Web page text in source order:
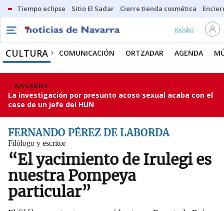
Tiempo eclipse Sitio El Sadar Cierre tienda cosmética
Kiosko
CULTURA COMUNICACIÓN ORTZADAR AGENDA
NAVARRA
La investigación por presunto acoso sexual acaba con el
cese de un jefe del HUN
FERNANDO PÉREZ DE LABORDA
Filólogo y escritor
“El yacimiento de Irulegi es
nuestra Pompeya
particular”